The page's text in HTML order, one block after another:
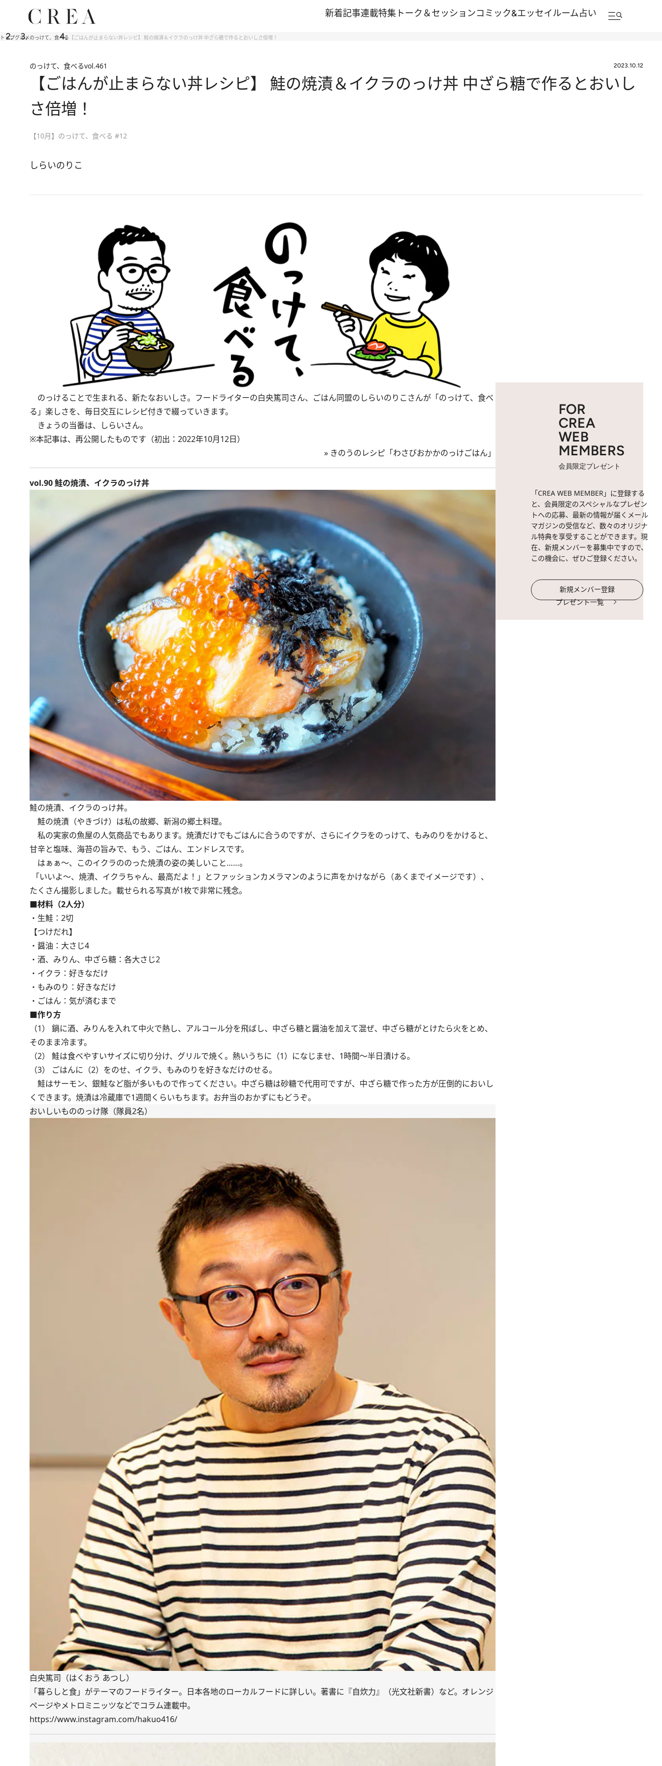
新着記事連載特集 トーク＆セッションコミック&エッセイルーム占い
トップグルメのっけて、食べる 【ごはんが止まらない丼レシピ】 鮭の焼漬＆イクラのっけ丼 中ざら糖で作るとおいしさ倍増！
のっけて、食べるvol.461 2023.10.12
【ごはんが止まらない丼レシピ】 鮭の焼漬＆イクラのっけ丼 中ざら糖で作るとおいし
さ倍増！
【10月】のっけて、食べる #12
しらいのりこ
のっけることで生まれる、新たなおいしさ。フードライターの白央篤司さん、ごはん同盟のしらいのりこさんが「のっけて、食べ
る」楽しさを、毎日交互にレシピ付きで綴っていきます。
きょうの当番は、しらいさん。
※本記事は、再公開したものです（初出：2022年10月12日）
» きのうのレシピ「わさびおかかのっけごはん」
vol.90 鮭の焼漬、イクラのっけ丼
鮭の焼漬、イクラのっけ丼。
鮭の焼漬（やきづけ）は私の故郷、新潟の郷土料理。
私の実家の魚屋の人気商品でもあります。焼漬だけでもごはんに合うのですが、さらにイクラをのっけて、もみのりをかけると、
甘辛と塩味、海苔の旨みで、もう、ごはん、エンドレスです。
はぁぁ～、このイクラののった焼漬の姿の美しいこと……。
「いいよ～、焼漬、イクラちゃん、最高だよ！」とファッションカメラマンのように声をかけながら（あくまでイメージです）、
たくさん撮影しました。載せられる写真が1枚で非常に残念。
■材料（2人分）
・生鮭：2切
【つけだれ】
・醤油：大さじ4
・酒、みりん、中ざら糖：各大さじ2
・イクラ：好きなだけ
・もみのり：好きなだけ
・ごはん：気が済むまで
■作り方
（1） 鍋に酒、みりんを入れて中火で熱し、アルコール分を飛ばし、中ざら糖と醤油を加えて混ぜ、中ざら糖がとけたら火をとめ、
そのまま冷ます。
（2） 鮭は食べやすいサイズに切り分け、グリルで焼く。熱いうちに（1）になじませ、1時間～半日漬ける。
（3） ごはんに（2）をのせ、イクラ、もみのりを好きなだけのせる。
鮭はサーモン、銀鮭など脂が多いもので作ってください。中ざら糖は砂糖で代用可ですが、中ざら糖で作った方が圧倒的においし
くできます。焼漬は冷蔵庫で1週間くらいもちます。お弁当のおかずにもどうぞ。
おいしいもののっけ隊（隊員2名）
白央篤司（はくおう あつし）
「暮らしと食」がテーマのフードライター。日本各地のローカルフードに詳しい。著書に『自炊力』（光文社新書）など。オレンジ
ページやメトロミニッツなどでコラム連載中。
https://www.instagram.com/hakuo416/
FOR
CREA
WEB
MEMBERS
会員限定プレゼント
「CREA WEB MEMBER」に登録する
と、会員限定のスペシャルなプレゼン
トへの応募、最新の情報が届くメール
マガジンの受信など、数々のオリジナ
ル特典を享受することができます。現
在、新規メンバーを募集中ですので、
この機会に、ぜひご登録ください。
新規メンバー登録
プレゼント一覧